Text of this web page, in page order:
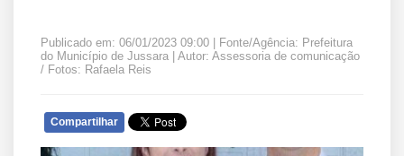
Publicado em: 06/01/2023 09:00 | Fonte/Agência: Prefeitura
do Município de Jussara | Autor: Assessoria de comunicação
/ Fotos: Rafaela Reis
Compartilhar